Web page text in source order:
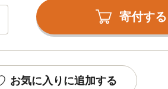
寄付する
お気に入りに追加する